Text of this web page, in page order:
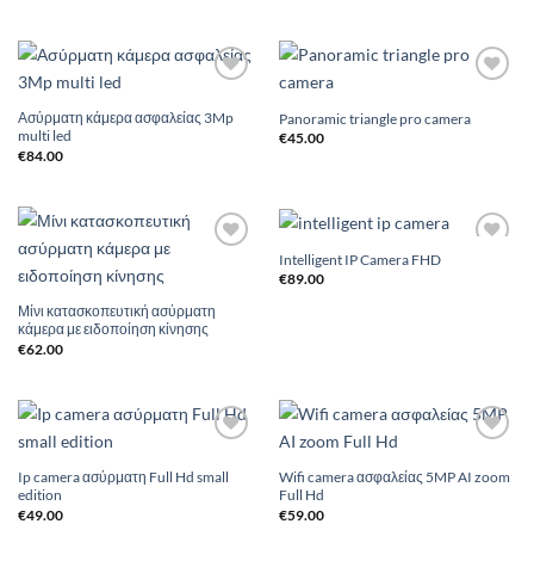
Wishlist
Ασύρματη κάμερα ασφαλείας 3Mp
multi led
€84.00
Panoramic triangle pro camera
€45.00
Μίνι κατασκοπευτική ασύρματη
κάμερα με ειδοποίηση κίνησης
€62.00
Intelligent IP Camera FHD
€89.00
Wishlist
Ip camera ασύρματη Full Hd small
edition
€49.00
Wishlist
Wifi camera ασφαλείας 5MP AI zoom
Full Hd
€59.00